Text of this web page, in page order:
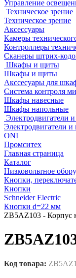
Управление
Техническое зрение
Техническое зрение
Аксессуары
Камеры
Контроллеры
Сканеры штрих-
Шкафы и щиты
Шкафы и щиты
Акссесуары для
Система контроля
Шкафы навесные
Шкафы напольные
Электродвигатели
Электродвигатели
ONI
Промситех
Главная страница
Каталог
Низковольтное
Кнопки,
Кнопки
Schneider Electric
Кнопки d=22 мм
ZB5AZ103 - Корпус
Код товара: